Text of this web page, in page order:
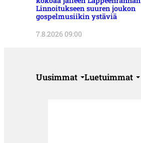
Linnoitukseen suuren joukon
gospelmusiikin ystäviä
7.8.2026 09:00
Uusimmat Luetuimmat